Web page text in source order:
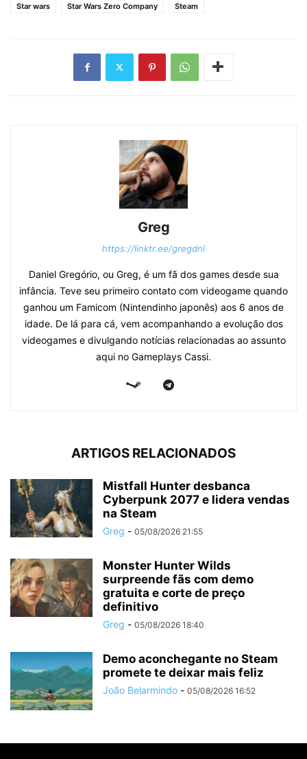
Star wars
Star Wars Zero Company Steam
Greg
https://linktr.ee/gregdnl
Daniel Gregório, ou Greg, é um fã dos games desde sua
infância. Teve seu primeiro contato com videogame quando
ganhou um Famicom (Nintendinho japonês) aos 6 anos de
idade. De lá para cá, vem acompanhando a evolução dos
videogames e divulgando notícias relacionadas ao assunto
aqui no Gameplays Cassi.
ARTIGOS RELACIONADOS
Mistfall Hunter desbanca
Cyberpunk 2077 e lidera vendas
na Steam
Greg - 05/08/2026 21:55
Monster Hunter Wilds
surpreende fãs com demo
gratuita e corte de preço
definitivo
Greg - 05/08/2026 18:40
Demo aconchegante no Steam
promete te deixar mais feliz
João Belarmindo - 05/08/2026 16:52